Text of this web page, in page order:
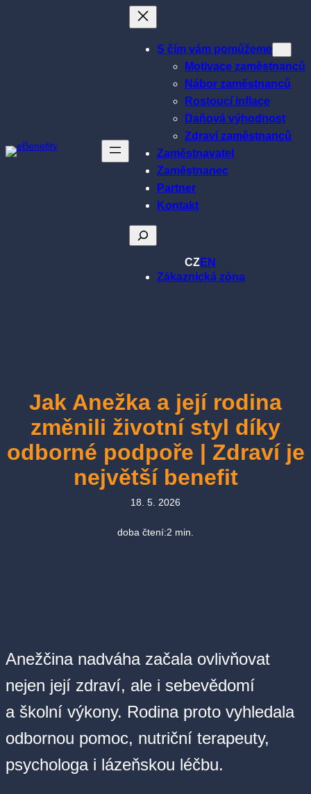
S čím vám pomůžeme
Motivace zaměstnanců
Nábor zaměstnanců
Rostoucí inflace
Daňová výhodnost
Zdraví zaměstnanců
Zaměstnavatel
Zaměstnanec
Partner
Kontakt
Hledat
CZEN
Zákaznická zóna
Jak Anežka a její rodina
změnili životní styl díky
odborné podpoře | Zdraví je
největší benefit
18. 5. 2026
doba čtení:2 min.
Anežčina nadváha začala ovlivňovat
nejen její zdraví, ale i sebevědomí
a školní výkony. Rodina proto vyhledala
odbornou pomoc, nutriční terapeuty,
psychologa i lázeňskou léčbu.